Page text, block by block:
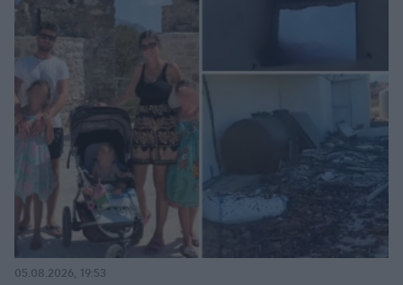
05.08.2026, 19:53